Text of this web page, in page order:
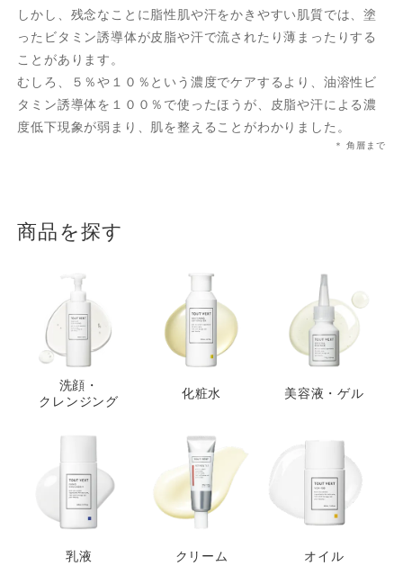
しかし、残念なことに脂性肌や汗をかきやすい肌質では、塗
ったビタミン誘導体が皮脂や汗で流されたり薄まったりする
ことがあります。
むしろ、５％や１０％という濃度でケアするより、油溶性ビ
タミン誘導体を１００％で使ったほうが、皮脂や汗による濃
度低下現象が弱まり、肌を整えることがわかりました。
＊ 角層まで
商品を探す
洗顔・
クレンジング
化粧水 美容液・ゲル
乳液 クリーム オイル